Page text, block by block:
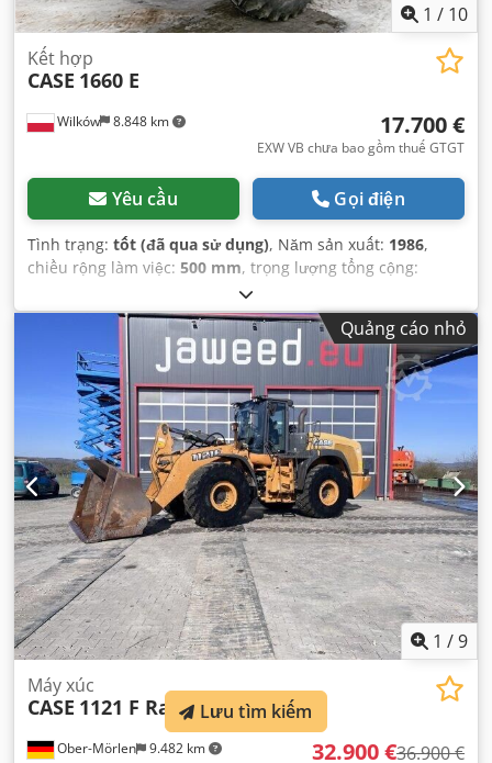
1 / 10
Wilków 8.848 km
Kết hợp
CASE 1660 E
17.700 €
EXW VB chưa bao gồm thuế GTGT
Yêu cầu Gọi điện
Tình trạng: tốt (đã qua sử dụng), Năm sản xuất: 1986,
chiều rộng làm việc: 500 mm, trọng lượng tổng cộng:
, số máy/phương tiện:
Quảng cáo nhỏ
1 /9
Ober-Mörlen 9.482 km
Máy xúc
CASE 1121 F Radlader
32.900 €36.900 €
Lưu tìm kiếm